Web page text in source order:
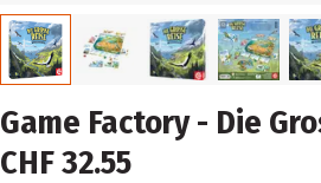
Game Factory - Die
CHF 32.55